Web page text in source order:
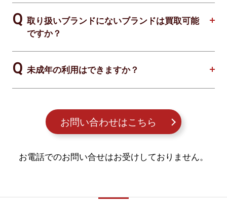
取り扱いブランドにないブランドは買取可能
ですか？
未成年の利用はできますか？
お問い合わせはこちら
お電話でのお問い合せはお受けしておりません。